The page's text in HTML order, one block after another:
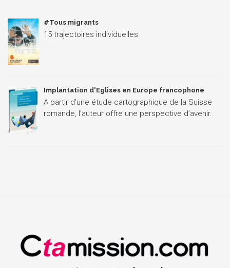
#Tous migrants
15 trajectoires individuelles
Implantation d'Eglises en Europe francophone
A partir d’une étude cartographique de la Suisse
romande, l'auteur offre une perspective d’avenir.